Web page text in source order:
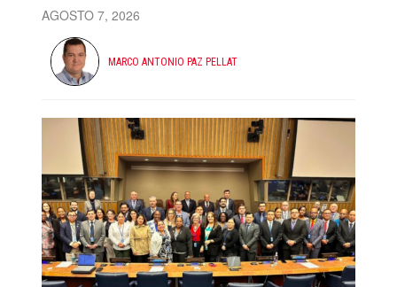
AGOSTO 7, 2026
MARCO ANTONIO PAZ PELLAT